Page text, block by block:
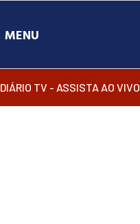
DIÁRIO TV - ASSISTA AO VIVO